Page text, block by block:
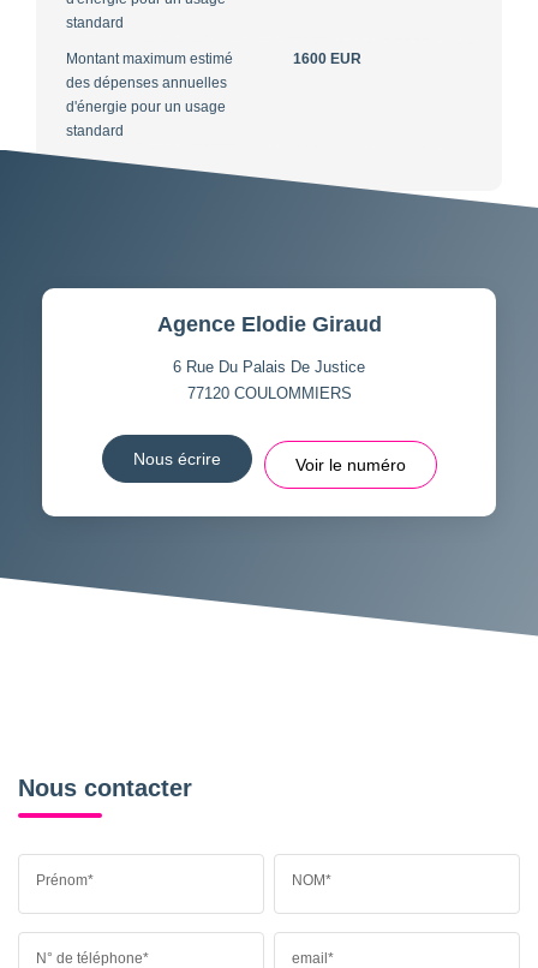
standard
Montant maximum estimé
des dépenses annuelles
d'énergie pour un usage
standard
1600 EUR
Agence Elodie Giraud
6 Rue Du Palais De Justice
77120 COULOMMIERS
Nous écrire Voir le numéro
Nous contacter
Prénom* NOM*
N° de téléphone* email*